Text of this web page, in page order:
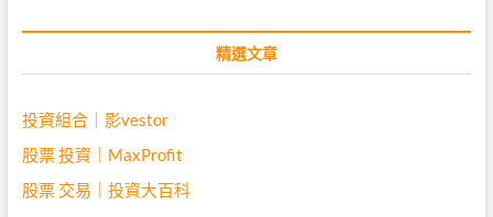
精選文章
投資組合｜影vestor
股票 投資｜MaxProfit
股票 交易｜投資大百科